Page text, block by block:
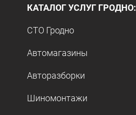
КАТАЛОГ УСЛУГ ГРОДНО:
СТО Гродно
Автомагазины
Авторазборки
Шиномонтажи